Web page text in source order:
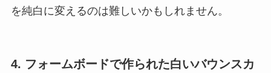
を純白に変えるのは難しいかもしれません。
4. フォームボードで作られた白いバウンスカ